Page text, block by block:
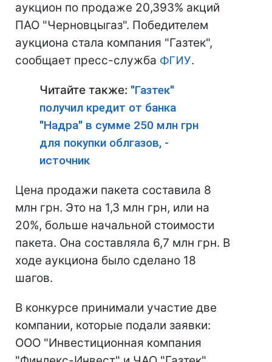
аукцион по продаже 20,393% акций
ПАО "Черновцыгаз". Победителем
аукциона стала компания "Газтек",
сообщает пресс-служба ФГИУ.
Читайте также: "Газтек"
получил кредит от банка
"Надра" в сумме 250 млн грн
для покупки облгазов, -
источник
Цена продажи пакета составила 8
млн грн. Это на 1,3 млн грн, или на
20%, больше начальной стоимости
пакета. Она составляла 6,7 млн ​​грн. В
ходе аукциона было сделано 18
шагов.
В конкурсе принимали участие две
компании, которые подали заявки:
ООО "Инвестиционная компания